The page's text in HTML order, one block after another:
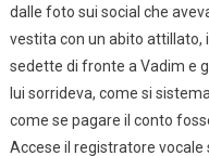
dalle foto sui social che
vestita con un abito attillato,
sedette di fronte a Vadim e
lui sorrideva, come si
come se pagare il conto
Accese il registratore vocale